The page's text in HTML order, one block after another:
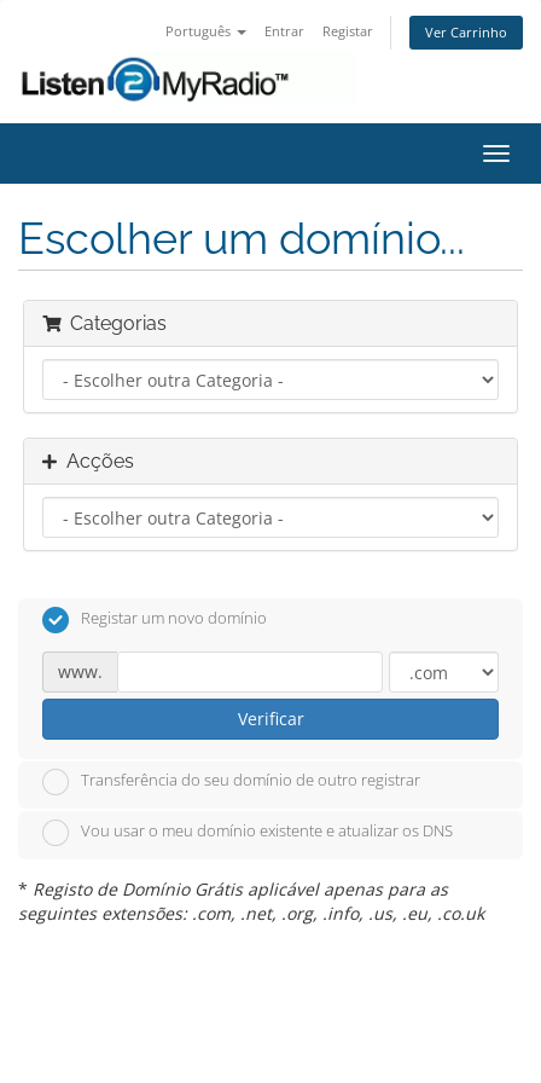
Português Entrar Registar Ver Carrinho
Escolher um domínio...
Categorias
Acções
Registar um novo domínio
www.
Verificar
Transferência do seu domínio de outro registrar
Vou usar o meu domínio existente e atualizar os DNS
* Registo de Domínio Grátis aplicável apenas para as
seguintes extensões: .com, .net, .org, .info, .us, .eu, .co.uk